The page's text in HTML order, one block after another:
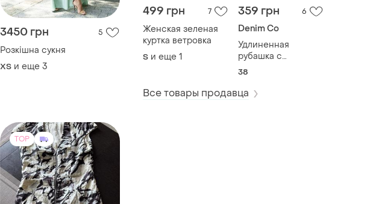
499 грн 7
Женская зеленая
куртка ветровка
S и еще 1
359 грн 6
Denim Co
Удлиненная
рубашка с
вываренным
38
Все товары продавца